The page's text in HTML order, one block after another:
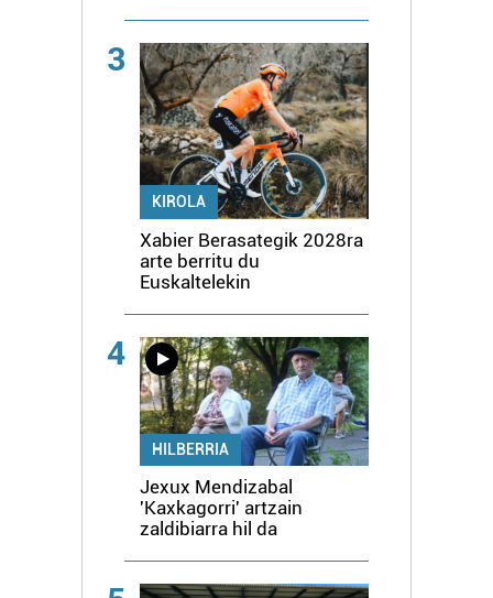
3
KIROLA
Xabier Berasategik 2028ra
arte berritu du
Euskaltelekin
4
HILBERRIA
Jexux Mendizabal
'Kaxkagorri' artzain
zaldibiarra hil da